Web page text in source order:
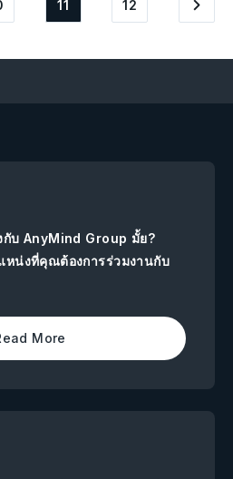
11 12
บ AnyMind Group มั้ย?
หน่งที่คุณต้องการร่วมงานกับ
More